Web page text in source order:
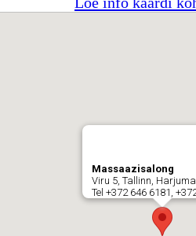
Massaazisalong
Viru 5, Tallinn,
Tel +372 646 6181,